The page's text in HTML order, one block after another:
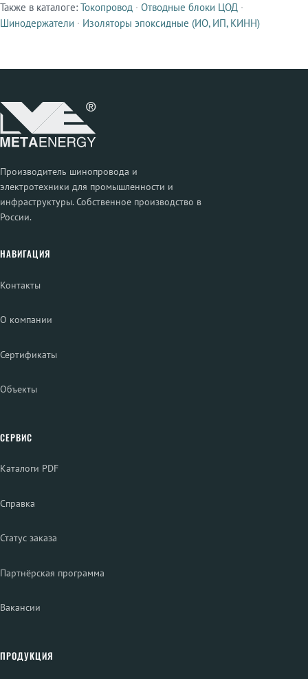
Смежные продукты
Также в каталоге: Токопровод · Отводные блоки ЦОД ·
Шинодержатели · Изоляторы эпоксидные (ИО, ИП, КИНН)
Производитель шинопровода и
электротехники для промышленности и
инфраструктуры. Собственное производство в
России.
НАВИГАЦИЯ
Контакты
О компании
Сертификаты
Объекты
СЕРВИС
Каталоги PDF
Справка
Статус заказа
Партнёрская программа
Вакансии
ПРОДУКЦИЯ